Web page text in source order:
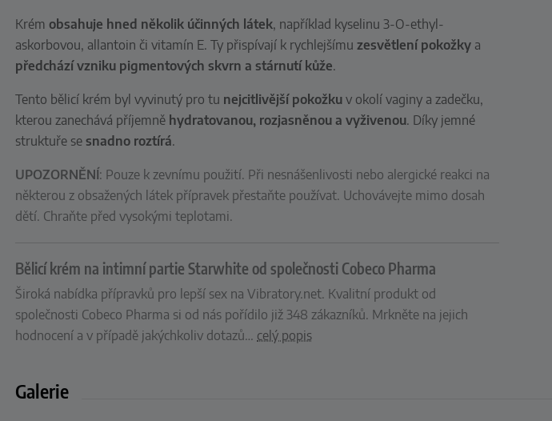
Krémobsahuje hned několik účinných látek, například kyselinu 3-O-ethyl-
askorbovou, allantoin či vitamín E. Ty přispívají k rychlejšímuzesvětlení pokožky a
předchází vzniku pigmentových skvrn a stárnutí kůže.
Tento bělicí krém byl vyvinutý pro tu nejcitlivější pokožku v okolí vaginy a zadečku,
kterou zanechává příjemně hydratovanou, rozjasněnou a vyživenou. Díky jemné
struktuře se snadno roztírá.
UPOZORNĚNÍ: Pouze k zevnímu použití. Při nesnášenlivosti nebo alergické reakci na
některou z obsažených látek přípravek přestaňte používat. Uchovávejte mimo dosah
dětí. Chraňte před vysokými teplotami.
Bělicí krém na intimní partie Starwhite od společnosti Cobeco Pharma
Široká nabídka přípravků pro lepší sex na Vibratory.net. Kvalitní produkt od
společnosti Cobeco Pharma si od nás pořídilo již 348 zákazníků. Mrkněte na jejich
hodnocení a v případě jakýchkoliv dotazů… celý popis
Galerie